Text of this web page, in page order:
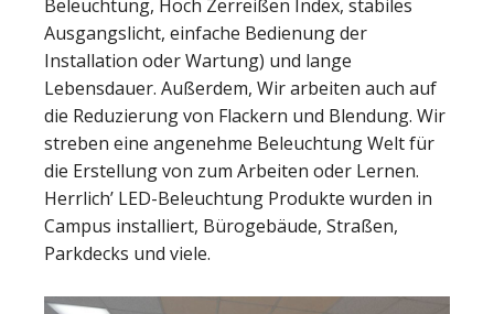
Beleuchtung, Hoch Zerreißen Index, stabiles
Ausgangslicht, einfache Bedienung der
Installation oder Wartung) und lange
Lebensdauer. Außerdem, Wir arbeiten auch auf
die Reduzierung von Flackern und Blendung. Wir
streben eine angenehme Beleuchtung Welt für
die Erstellung von zum Arbeiten oder Lernen.
Herrlich’ LED-Beleuchtung Produkte wurden in
Campus installiert, Bürogebäude, Straßen,
Parkdecks und viele.